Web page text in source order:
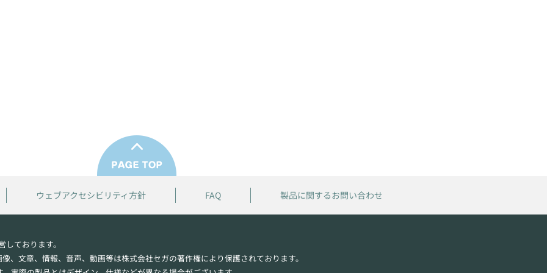
ウェブアクセシビリティ方針 FAQ 製品に関するお問い合わせ
しております。
、文章、情報、音声、動画等は株式会社セガの著作権により保護されております。